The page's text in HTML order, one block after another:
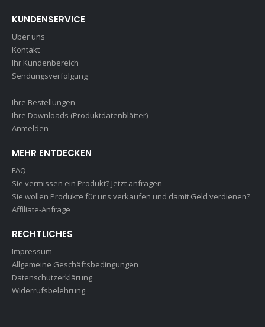
KUNDENSERVICE
Über uns
Kontakt
Ihr Kundenbereich
Sendungsverfolgung
Ihre Bestellungen
Ihre Downloads (Produktdatenblätter)
Anmelden
MEHR ENTDECKEN
FAQ
Sie vermissen ein Produkt? Jetzt anfragen
Sie wollen Produkte für uns verkaufen und damit Geld verdienen?
Affiliate-Anfrage
RECHTLICHES
Impressum
Allgemeine Geschäftsbedingungen
Datenschutzerklärung
Widerrufsbelehrung